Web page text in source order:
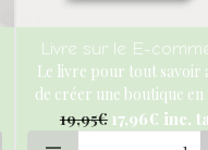
Livre sur le E-
Le livre pour tout savoir
de créer une boutique en
19,95€ 17,96€ inc.